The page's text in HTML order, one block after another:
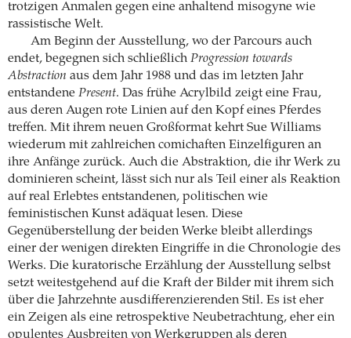
trotzigen Anmalen gegen eine anhaltend misogyne wie
rassistische Welt.
Am Beginn der Ausstellung, wo der Parcours auch
endet, begegnen sich schließlich Progression towards
Abstraction aus dem Jahr 1988 und das im letzten Jahr
entstandene Present. Das frühe Acrylbild zeigt eine Frau,
aus deren Augen rote Linien auf den Kopf eines Pferdes
treffen. Mit ihrem neuen Großformat kehrt Sue Williams
wiederum mit zahlreichen comichaften Einzelfiguren an
ihre Anfänge zurück. Auch die Abstraktion, die ihr Werk zu
dominieren scheint, lässt sich nur als Teil einer als Reaktion
auf real Erlebtes entstandenen, politischen wie
feministischen Kunst adäquat lesen. Diese
Gegenüberstellung der beiden Werke bleibt allerdings
einer der wenigen direkten Eingriffe in die Chronologie des
Werks. Die kuratorische Erzählung der Ausstellung selbst
setzt weitestgehend auf die Kraft der Bilder mit ihrem sich
über die Jahrzehnte ausdifferenzierenden Stil. Es ist eher
ein Zeigen als eine retrospektive Neubetrachtung, eher ein
opulentes Ausbreiten von Werkgruppen als deren